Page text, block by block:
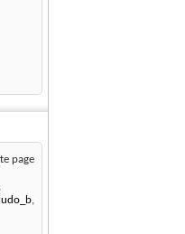
page
ludo_b